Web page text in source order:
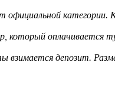
категории.
который оплачивается
депозит.